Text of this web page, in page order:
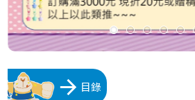
arrow_forward 目錄